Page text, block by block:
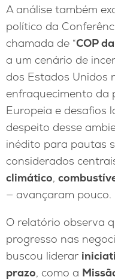
A análise também
político da
chamada de “COP
a um cenário de
dos Estados Unidos
enfraquecimento da
Europeia e desafios
despeito desse
inédito para pautas
considerados
climático,
— avançaram pouco.
O relatório observa
progresso nas
buscou liderar
prazo, como a